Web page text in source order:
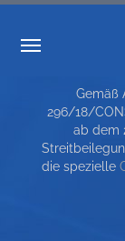
SERVICEKARTE
DIE
LAGEPLAN
Gemäß
296/18/
ab dem
die spezielle